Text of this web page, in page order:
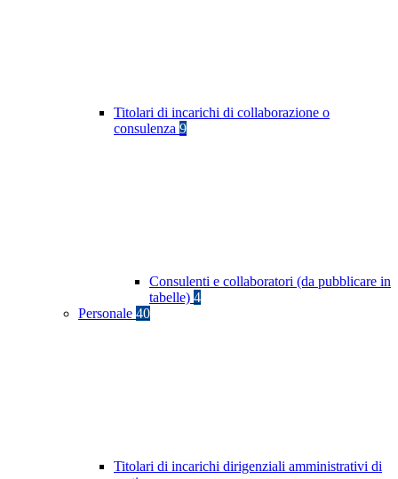
Titolari di incarichi di collaborazione o
consulenza 9
Consulenti e collaboratori (da pubblicare in
tabelle) 4
Personale 40
Titolari di incarichi dirigenziali amministrativi di